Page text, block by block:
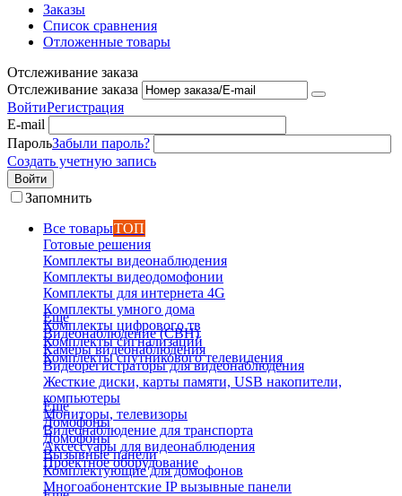
Заказы
Список сравнения
Отложенные товары
Отслеживание заказа
Отслеживание заказа
ВойтиРегистрация
E-mail
ПарольЗабыли пароль?
Создать учетную запись
Войти
Запомнить
Все товарыТОП
Готовые решения
Комплекты видеонаблюдения
Комплекты видеодомофонии
Комплекты для интернета 4G
Комплекты умного дома
Комплекты цифрового тв
Комплекты сигнализаций
Комплекты спутникового телевидения
Еще
Видеонаблюдение (СВН)
Камеры видеонаблюдения
Видеорегистраторы для видеонаблюдения
Жесткие диски, карты памяти, USB накопители,
компьютеры
Мониторы, телевизоры
Видеонаблюдение для транспорта
Аксессуары для видеонаблюдения
Проектное оборудование
Еще
Домофоны
Домофоны
Вызывные панели
Комплектующие для домофонов
Многоабонентские IP вызывные панели